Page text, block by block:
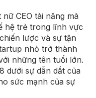
CEO tài năng mà
hệ trẻ trong lĩnh vực
lược và sự tận
nhỏ trở thành
những tên tuổi lớn.
dưới sự dẫn dắt của
sức mạnh của sự